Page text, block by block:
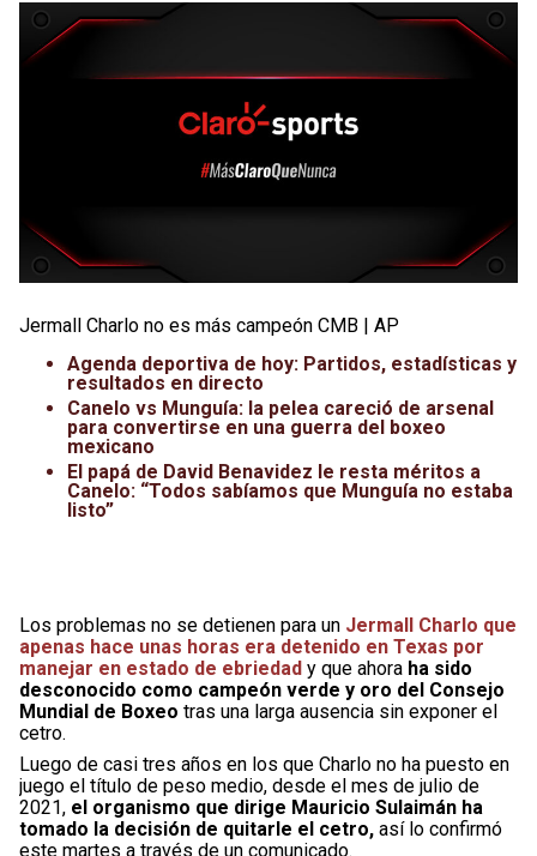
Jermall Charlo no es más campeón CMB | AP
Agenda deportiva de hoy: Partidos, estadísticas y
resultados en directo
Canelo vs Munguía: la pelea careció de arsenal
para convertirse en una guerra del boxeo
mexicano
El papá de David Benavidez le resta méritos a
Canelo: “Todos sabíamos que Munguía no estaba
listo”
Los problemas no se detienen para un Jermall Charlo que
apenas hace unas horas era detenido en Texas por
manejar en estado de ebriedad y que ahora ha sido
desconocido como campeón verde y oro del Consejo
Mundial de Boxeo tras una larga ausencia sin exponer el
cetro.
Luego de casi tres años en los que Charlo no ha puesto en
juego el título de peso medio, desde el mes de julio de
2021, el organismo que dirige Mauricio Sulaimán ha
tomado la decisión de quitarle el cetro, así lo confirmó
este martes a través de un comunicado.